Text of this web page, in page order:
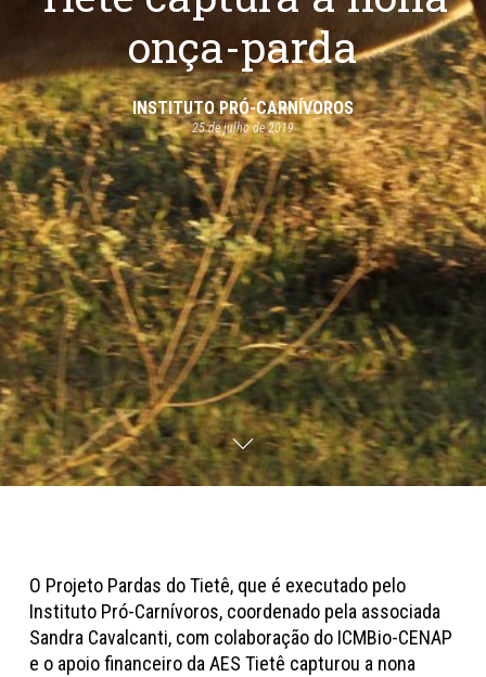
onça-parda
INSTITUTO PRÓ-CARNÍVOROS
25 de julho de 2019
O Projeto Pardas do Tietê, que é executado pelo
Instituto Pró-Carnívoros, coordenado pela associada
Sandra Cavalcanti, com colaboração do ICMBio-CENAP
e o apoio financeiro da AES Tietê capturou a nona